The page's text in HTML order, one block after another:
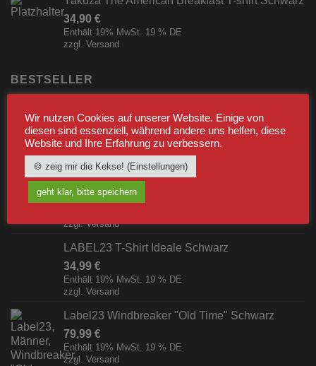
34,90 €
Enthält 19% MwSt. 19 % DE
zzgl. Versand
BESTSELLER
Label23 Trainingsjacke "TS 23 White"
Schwarz/Weiß [Digital]
zzgl.Versand
Pfefferspray Jet Pocket (15ml/Strahl)
7,99€
zzgl.Versand
LABEL23 T-Shirt Ideale Schwarz
34,99 €
Enthält 19% MwSt. 19 % DE
zzgl. Versand
Label23 Windbreaker "Old Time" Schwarz
79,99 €
Enthält 19% MwSt. 19 % DE
zzgl. Versand
Wir nutzen Cookies auf unserer Website. Einige von
diesen sind essenziell, während andere uns helfen, diese
Website und Ihre Erfahrung zu verbessern.
🍪 zeig mir die Kekse! (Einstellungen)
geht klar, bitte speichern